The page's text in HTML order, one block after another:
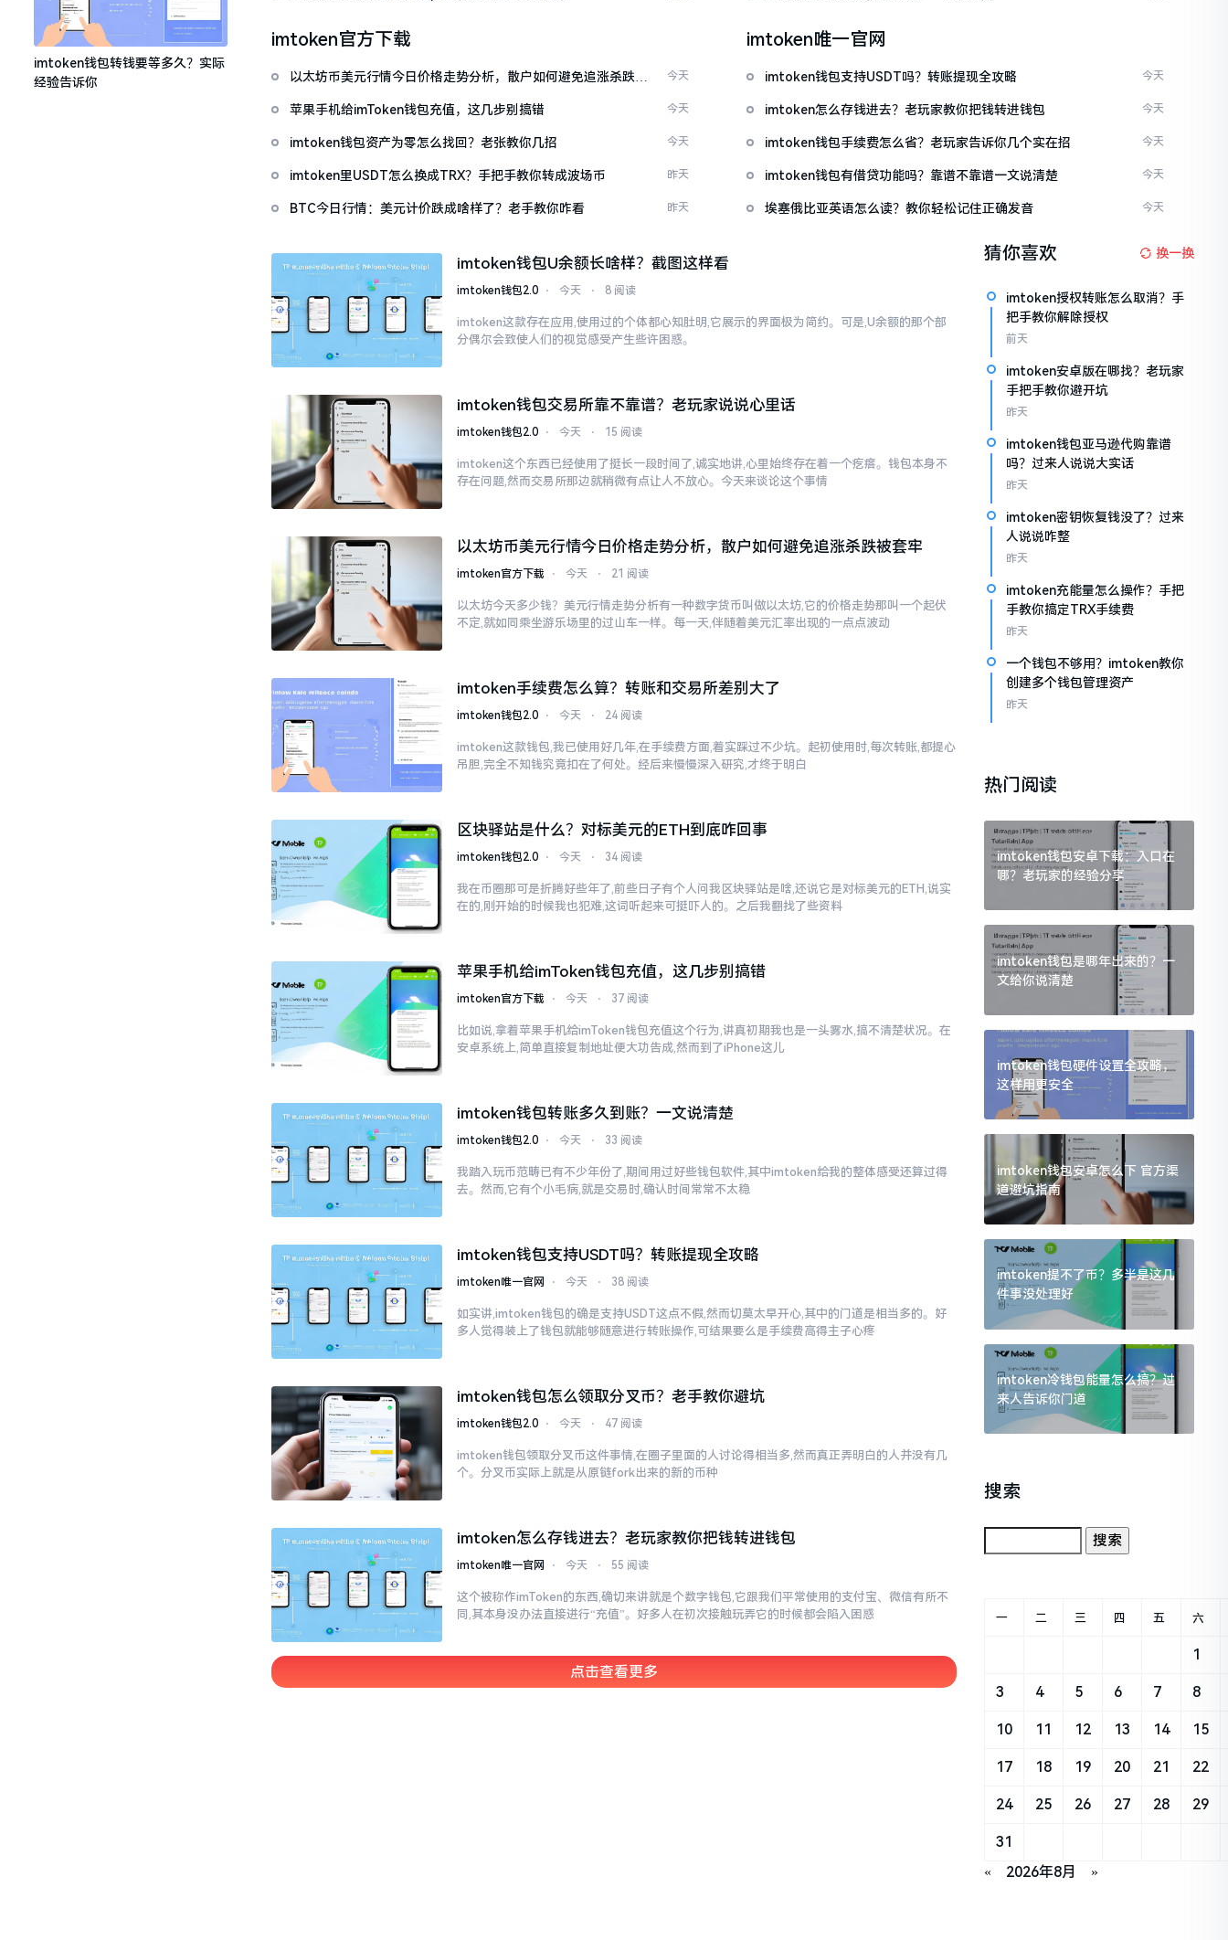
imtoken钱包转钱要等多久？实际
经验告诉你
imtoken官方下载
以太坊币美元行情今日价格走势分析，散户如何避免追涨杀跌被
今天
苹果手机给imToken钱包充值，这几步别搞错 今天
imtoken钱包资产为零怎么找回？老张教你几招 今天
imtoken里USDT怎么换成TRX？手把手教你转成波场币 昨天
BTC今日行情：美元计价跌成啥样了？老手教你咋看 昨天
imtoken唯一官网
imtoken钱包支持USDT吗？转账提现全攻略 今天
imtoken怎么存钱进去？老玩家教你把钱转进钱包 今天
imtoken钱包手续费怎么省？老玩家告诉你几个实在招 今天
imtoken钱包有借贷功能吗？靠谱不靠谱一文说清楚 今天
埃塞俄比亚英语怎么读？教你轻松记住正确发音 今天
imtoken钱包U余额长啥样？截图这样看
imtoken钱包2.0 ⋅ 今天 ⋅ 8 阅读
imtoken这款存在应用,使用过的个体都心知肚明,它展示的界面极为简约。可是,U余额的那个部
分偶尔会致使人们的视觉感受产生些许困惑。
imtoken钱包交易所靠不靠谱？老玩家说说心里话
imtoken钱包2.0 ⋅ 今天 ⋅ 15 阅读
imtoken这个东西已经使用了挺长一段时间了,诚实地讲,心里始终存在着一个疙瘩。钱包本身不
存在问题,然而交易所那边就稍微有点让人不放心。今天来谈论这个事情
以太坊币美元行情今日价格走势分析，散户如何避免追涨杀跌被套牢
imtoken官方下载 ⋅ 今天 ⋅ 21 阅读
以太坊今天多少钱？美元行情走势分析有一种数字货币叫做以太坊,它的价格走势那叫一个起伏
不定,就如同乘坐游乐场里的过山车一样。每一天,伴随着美元汇率出现的一点点波动
imtoken手续费怎么算？转账和交易所差别大了
imtoken钱包2.0 ⋅ 今天 ⋅ 24 阅读
imtoken这款钱包,我已使用好几年,在手续费方面,着实踩过不少坑。起初使用时,每次转账,都提心
吊胆,完全不知钱究竟扣在了何处。经后来慢慢深入研究,才终于明白
区块驿站是什么？对标美元的ETH到底咋回事
imtoken钱包2.0 ⋅ 今天 ⋅ 34 阅读
我在币圈那可是折腾好些年了,前些日子有个人问我区块驿站是啥,还说它是对标美元的ETH,说实
在的,刚开始的时候我也犯难,这词听起来可挺吓人的。之后我翻找了些资料
苹果手机给imToken钱包充值，这几步别搞错
imtoken官方下载 ⋅ 今天 ⋅ 37 阅读
比如说,拿着苹果手机给imToken钱包充值这个行为,讲真初期我也是一头雾水,搞不清楚状况。在
安卓系统上,简单直接复制地址便大功告成,然而到了iPhone这儿
imtoken钱包转账多久到账？一文说清楚
imtoken钱包2.0 ⋅ 今天 ⋅ 33 阅读
我踏入玩币范畴已有不少年份了,期间用过好些钱包软件,其中imtoken给我的整体感受还算过得
去。然而,它有个小毛病,就是交易时,确认时间常常不太稳
imtoken钱包支持USDT吗？转账提现全攻略
imtoken唯一官网 ⋅ 今天 ⋅ 38 阅读
如实讲,imtoken钱包的确是支持USDT这点不假,然而切莫太早开心,其中的门道是相当多的。好
多人觉得装上了钱包就能够随意进行转账操作,可结果要么是手续费高得主子心疼
imtoken钱包怎么领取分叉币？老手教你避坑
imtoken钱包2.0 ⋅ 今天 ⋅ 47 阅读
imtoken钱包领取分叉币这件事情,在圈子里面的人讨论得相当多,然而真正弄明白的人并没有几
个。分叉币实际上就是从原链fork出来的新的币种
imtoken怎么存钱进去？老玩家教你把钱转进钱包
imtoken唯一官网 ⋅ 今天 ⋅ 55 阅读
这个被称作imToken的东西,确切来讲就是个数字钱包,它跟我们平常使用的支付宝、微信有所不
同,其本身没办法直接进行“充值”。好多人在初次接触玩弄它的时候都会陷入困惑
点击查看更多
猜你喜欢 换一换
imtoken授权转账怎么取消？手
把手教你解除授权
前天
imtoken安卓版在哪找？老玩家
手把手教你避开坑
昨天
imtoken钱包亚马逊代购靠谱
吗？过来人说说大实话
昨天
imtoken密钥恢复钱没了？过来
人说说咋整
昨天
imtoken充能量怎么操作？手把
手教你搞定TRX手续费
昨天
一个钱包不够用？imtoken教你
创建多个钱包管理资产
昨天
热门阅读
imtoken钱包安卓下载：入口在
哪？老玩家的经验分享
imtoken钱包是哪年出来的？一
文给你说清楚
imtoken钱包硬件设置全攻略，
这样用更安全
imtoken钱包安卓怎么下 官方渠
道避坑指南
imtoken提不了币？多半是这几
件事没处理好
imtoken冷钱包能量怎么搞？过
来人告诉你门道
搜索
« 2026年8月 »
一 二 三 四 五 六
1
3 4 5 6 7 8
10 11 12 13 14 15
17 18 19 20 21 22
24 25 26 27 28 29
31